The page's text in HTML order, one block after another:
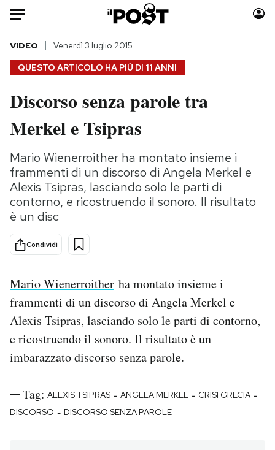
HOME
Italia
Politica
Tecnologia
Internet
Scienza
Cultura
Sport
Moda
Storie/Idee
Ok Boomer!
Media
Europa
PODCAST
NEWSLETTER
QUESTO ARTICOLO HA PIÙ DI 11 ANNI
VIDEO Venerdì 3 luglio 2015
Discorso senza parole tra
Merkel e Tsipras
Mario Wienerroither ha montato insieme i
frammenti di un discorso di Angela Merkel e
Alexis Tsipras, lasciando solo le parti di
contorno, e ricostruendo il sonoro. Il risultato
è un disc
Condividi
Mario Wienerroither ha montato insieme i
frammenti di un discorso di Angela Merkel e
Alexis Tsipras, lasciando solo le parti di contorno,
e ricostruendo il sonoro. Il risultato è un
imbarazzato discorso senza parole.
Tag: ALEXIS TSIPRAS - ANGELA MERKEL - CRISI GRECIA -
DISCORSO - DISCORSO SENZA PAROLE